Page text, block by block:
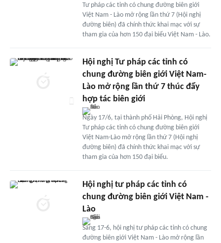
Tư pháp các tỉnh có chung đường biên giới
Việt Nam - Lào mở rộng lần thứ 7 (Hội nghị
đường biên) đã chính thức khai mạc với sự
tham gia của hơn 150 đại biểu Việt Nam - Lào.
Hội nghị Tư pháp các tỉnh có
chung đường biên giới Việt Nam-
Lào mở rộng lần thứ 7 thúc đẩy
hợp tác biên giới
Ngày 17/6, tại thành phố Hải Phòng, Hội nghị
Tư pháp các tỉnh có chung đường biên giới
Việt Nam-Lào mở rộng lần thứ 7 (Hội nghị
đường biên) đã chính thức khai mạc với sự
tham gia của hơn 150 đại biểu.
Hội nghị tư pháp các tỉnh có
chung đường biên giới Việt Nam -
Lào
Sáng 17-6, hội nghị tư pháp các tỉnh có chung
đường biên giới Việt Nam - Lào mở rộng lần